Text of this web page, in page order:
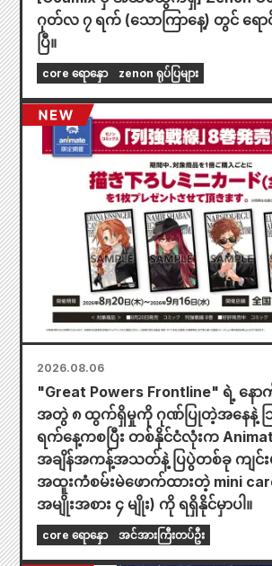
ဂုတ်လ ၇ ရက် (သောကြာနေ့) တွင် ရောင်း
ပြီ။
core ရောနှော zenon ရုပ်ပြများ
2026.08.06
"Great Powers Frontline" ရဲ့ န
အတွဲ ၈ ထွက်ရှိမှုကို ဂုဏ်ပြုတဲ့အနေနဲ့
ရက်နေ့ကစပြီး တစ်နိုင်ငံလုံးက
အချိန်အကန့်အသတ်နဲ့ ပြပွဲတစ်ခု ကျင်းပ
အထူးကံစမ်းမဲဖောက်ထားတဲ့ mini card
အမျိုးအစား ၄ မျိုး) ကို ရရှိနိုင်မှာပါ။
core ရောနှော အင်အားကြီးတပ်ဦး